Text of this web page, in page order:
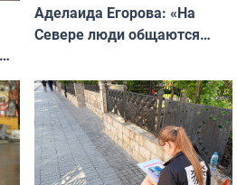
Аделаида Егорова: «На
Севере люди общаются
а потому что
ты им интересен»